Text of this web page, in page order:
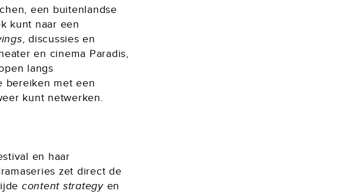
een buitenlandse
kunt naar een
, discussies en
en cinema Paradis,
langs
bereiken met een
kunt netwerken.
en haar
zet direct de
content strategyen